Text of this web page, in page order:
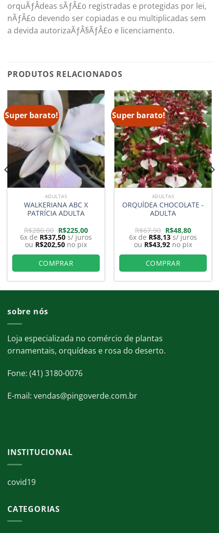
orquÃƒÂ­deas sÃƒÂ£o registradas e protegidas por lei,
nÃƒÂ£o devendo ser copiadas e ou multiplicadas sem
a devida autorizaÃƒÂ§ÃƒÂ£o e licenciamento.
PRODUTOS RELACIONADOS
Super barato!
ADULTAS
WALKERIANA ABC X
PATRÍCIA ADULTA
R$280,00 O
preço
original
era:
R$280,00.
R$225,00O
preço
atual
R$225,00.
6x de R$37,50 s/ juros
ou R$202,50 no pix
COMPRAR
Super barato!
ADULTAS
ORQUÍDEA CHOCOLATE -
ADULTA
R$67,90 O
preço
original
era:
R$67,90.
R$48,80O
preço
atual
é:
R$48,80.
6x de R$8,13 s/ juros
ou R$43,92 no pix
COMPRAR
sobre nós
Loja especializada no comércio de plantas
ornamentais, orquídeas e rosa do deserto.
Fone: (41) 3180-0076
E-mail: vendas@pingoverde.com.br
INSTITUCIONAL
covid19
CATEGORIAS